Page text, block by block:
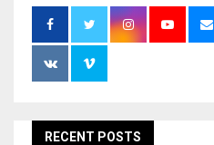
RECENT POSTS